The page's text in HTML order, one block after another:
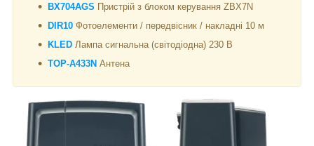
BX704AGS Пристрій з блоком керування ZBX7N
DIR10 Фотоелементи / передвісник / накладні 10 м
KLED Лампа сигнальна (світодіодна) 230 В
TOP-A433N Антена